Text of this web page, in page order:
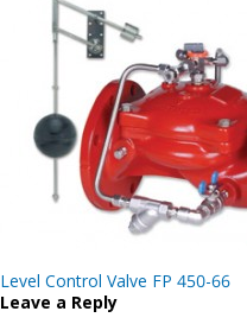
Post
navigation
Level Control Valve FP 450-66
Leave a Reply